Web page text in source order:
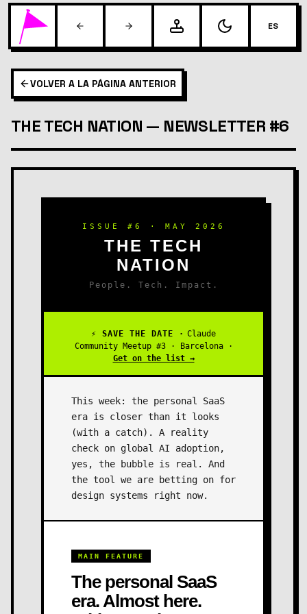
ES
VOLVER A LA PÁGINA ANTERIOR
THE TECH NATION — NEWSLETTER #6